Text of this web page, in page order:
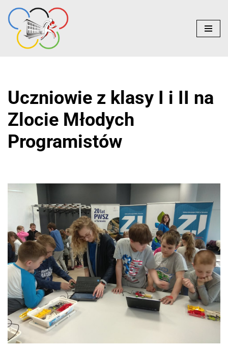
treści
Przejdź
treści
Uczniowie z klasy I i II na
Zlocie Młodych
Programistów